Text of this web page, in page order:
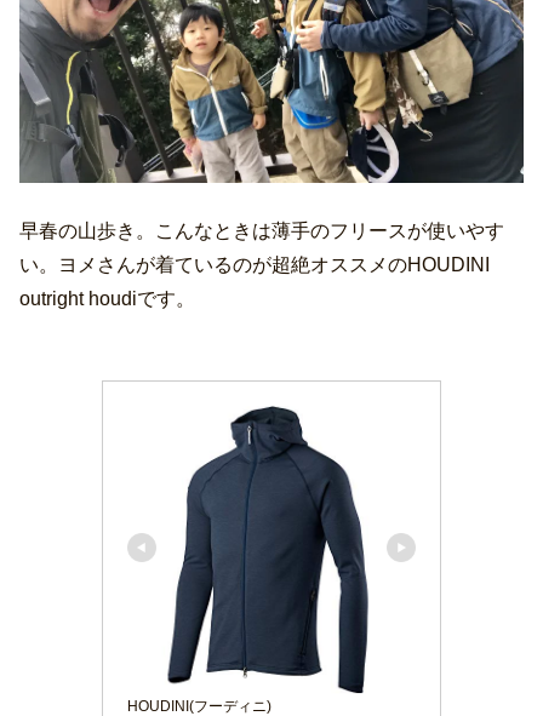
早春の山歩き。こんなときは薄手のフリースが使いやす
い。ヨメさんが着ているのが超絶オススメのHOUDINI
outright houdiです。
HOUDINI(フーディニ)